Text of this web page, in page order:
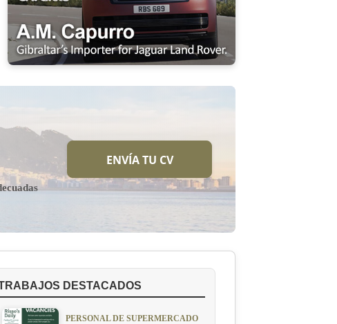
ENVÍA TU CV
DESTACADOS
PERSONAL DE SUPERMERCADO